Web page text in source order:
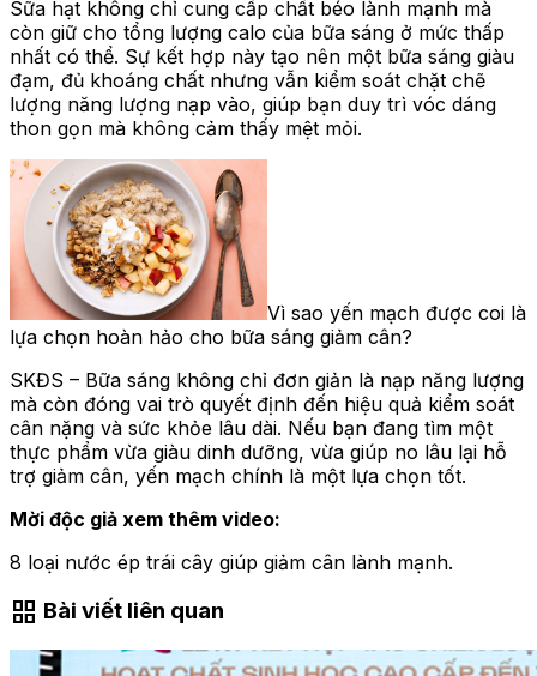
Sữa hạt không chỉ cung cấp chất béo lành mạnh mà
còn giữ cho tổng lượng calo của bữa sáng ở mức thấp
nhất có thể. Sự kết hợp này tạo nên một bữa sáng giàu
đạm, đủ khoáng chất nhưng vẫn kiểm soát chặt chẽ
lượng năng lượng nạp vào, giúp bạn duy trì vóc dáng
thon gọn mà không cảm thấy mệt mỏi.
Vì sao yến mạch được coi là
lựa chọn hoàn hảo cho bữa sáng giảm cân?
SKĐS – Bữa sáng không chỉ đơn giản là nạp năng lượng
mà còn đóng vai trò quyết định đến hiệu quả kiểm soát
cân nặng và sức khỏe lâu dài. Nếu bạn đang tìm một
thực phẩm vừa giàu dinh dưỡng, vừa giúp no lâu lại hỗ
trợ giảm cân, yến mạch chính là một lựa chọn tốt.
Mời độc giả xem thêm video:
8 loại nước ép trái cây giúp giảm cân lành mạnh.
grid_view Bài viết liên quan